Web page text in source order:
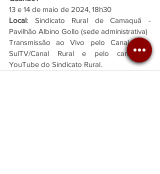
13 e 14 de maio de 2024, 18h30
Local: Sindicato Rural de Camaquã -
Pavilhão Albino Gollo (sede administrativa)
Transmissão ao Vivo pelo Canal 42 -
SulTV/Canal Rural e pelo canal no
YouTube do Sindicato Rural.